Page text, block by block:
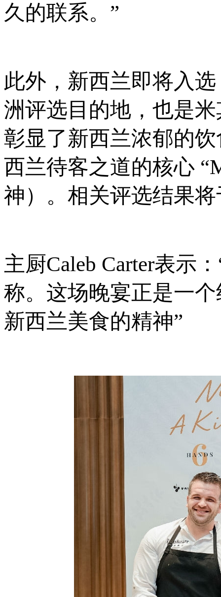
久的联系。”
此外，新西兰即将入
洲评选目的地，也是
彰显了新西兰浓郁的
西兰待客之道的核心
神）。相关评选结果
主厨Caleb Carter表示
称。这场晚宴正是一
新西兰美食的精神”